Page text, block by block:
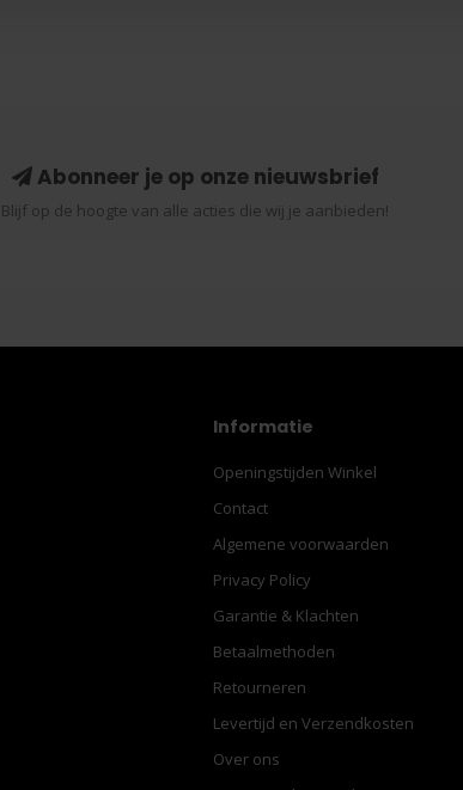
Abonneer je op onze nieuwsbrief
Blijf op de hoogte van alle acties die wij je aanbieden!
Informatie
Openingstijden Winkel
Contact
Algemene voorwaarden
Privacy Policy
Garantie & Klachten
Betaalmethoden
Retourneren
Levertijd en Verzendkosten
Over ons